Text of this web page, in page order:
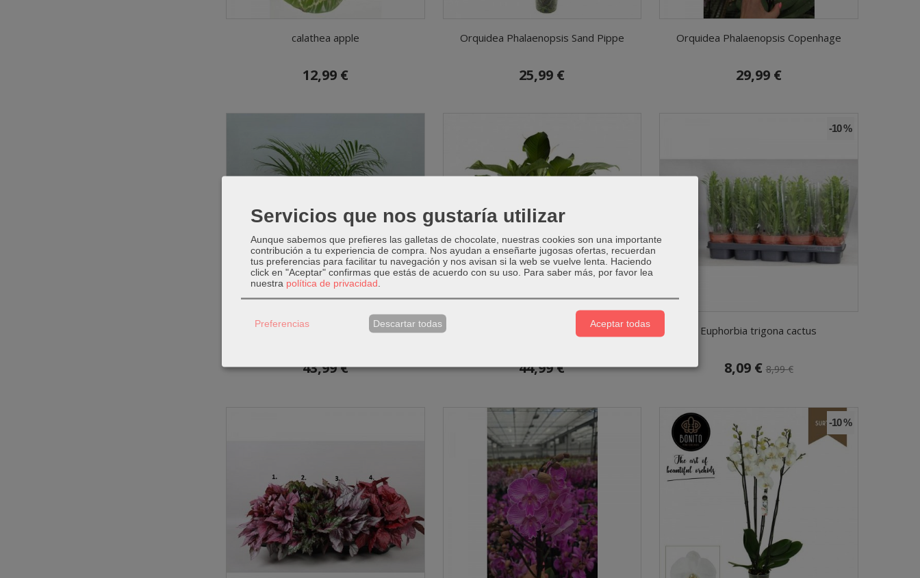
calathea apple
12,99 €
Orquidea Phalaenopsis Sand Pippe
25,99 €
Orquidea Phalaenopsis Copenhage
29,99 €
Areca 110 cm
43,99 €
Sphathiphyllum lauretta
44,99 €
-10 %
Euphorbia trigona cactus
8,09 €8,99 €
-10 %
Servicios que nos gustaría utilizar
Aunque sabemos que prefieres las galletas de chocolate, nuestras cookies son una importante
contribución a tu experiencia de compra. Nos ayudan a enseñarte jugosas ofertas, recuerdan
tus preferencias para facilitar tu navegación y nos avisan si la web se vuelve lenta. Haciendo
click en "Aceptar" confirmas que estás de acuerdo con su uso. Para saber más, por favor lea
nuestra política de privacidad
Preferencias Descartar todas Aceptar todas